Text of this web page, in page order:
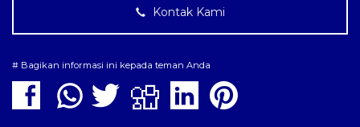
Kontak Kami
# Bagikan informasi ini kepada teman Anda